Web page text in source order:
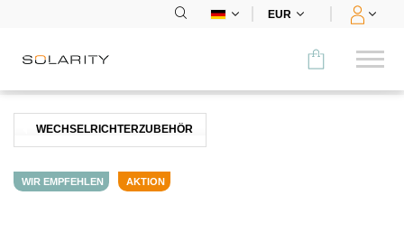
EUR
WECHSELRICHTERZUBEHÖR
WIR EMPFEHLEN AKTION